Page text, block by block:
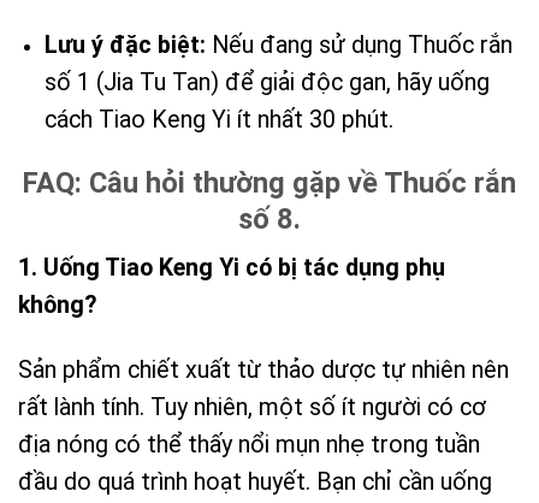
Lưu ý đặc biệt: Nếu đang sử dụng Thuốc rắn
số 1 (Jia Tu Tan) để giải độc gan, hãy uống
cách Tiao Keng Yi ít nhất 30 phút.
FAQ: Câu hỏi thường gặp về Thuốc rắn
số 8.
1. Uống Tiao Keng Yi có bị tác dụng phụ
không?
Sản phẩm chiết xuất từ thảo dược tự nhiên nên
rất lành tính. Tuy nhiên, một số ít người có cơ
địa nóng có thể thấy nổi mụn nhẹ trong tuần
đầu do quá trình hoạt huyết. Bạn chỉ cần uống